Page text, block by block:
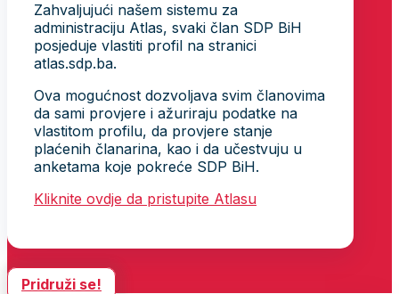
Zahvaljujući našem sistemu za
administraciju Atlas, svaki član SDP BiH
posjeduje vlastiti profil na stranici
atlas.sdp.ba.
Ova mogućnost dozvoljava svim članovima
da sami provjere i ažuriraju podatke na
vlastitom profilu, da provjere stanje
plaćenih članarina, kao i da učestvuju u
anketama koje pokreće SDP BiH.
Kliknite ovdje da pristupite Atlasu
Pridruži se!